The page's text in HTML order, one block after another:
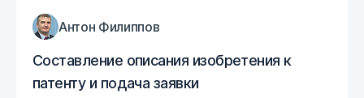
Составление описания изобретения к
патенту и подача заявки
Антон Филиппов